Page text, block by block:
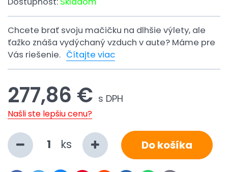
Chcete brať svoju mačičku na dlhšie výlety, ale
ťažko znáša vydýchaný vzduch v aute? Máme pre
Vás riešenie. Čítajte viac
277,86 € s DPH
Našli ste lepšiu cenu?
ks Do košíka